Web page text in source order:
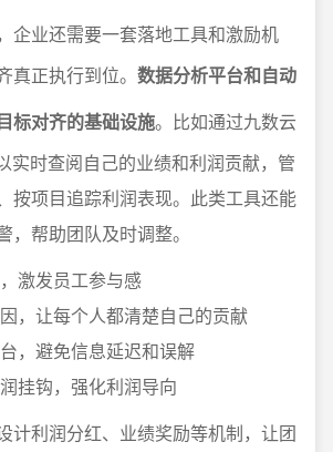
企业还需要一套落地工具和激励机
真正执行到位。 数据分析平台和自动
标对齐的基础设施。比如通过九数云
实时查阅自己的业绩和利润贡献，管
按项目追踪利润表现。此类工具还能
，帮助团队及时调整。
激发员工参与感
，让每个人都清楚自己的贡献
，避免信息延迟和误解
挂钩，强化利润导向
计利润分红、业绩奖励等机制，让团